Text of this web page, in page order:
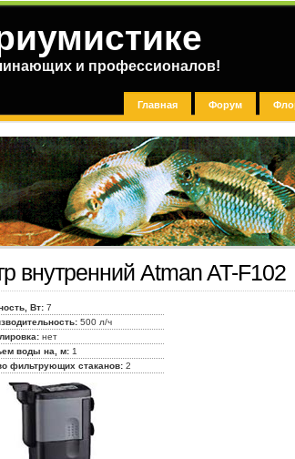
и профессионалов!
Главная Форум
внутренний Atman AT-F102
Вт: 7
500 л/ч
нет
воды на, м: 1
фильтрующих стаканов: 2